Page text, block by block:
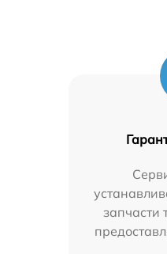
запчасти